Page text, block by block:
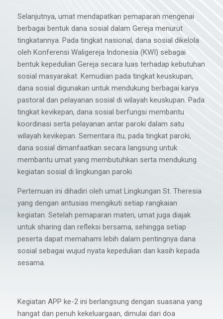
Selanjutnya, umat mendapatkan pemaparan mengenai
berbagai bentuk dana sosial dalam Gereja menurut
tingkatannya. Pada tingkat nasional, dana sosial dikelola
oleh Konferensi Waligereja Indonesia (KWI) sebagai
bentuk kepedulian Gereja secara luas terhadap kebutuhan
sosial masyarakat. Kemudian pada tingkat keuskupan,
dana sosial digunakan untuk mendukung berbagai karya
pastoral dan pelayanan sosial di wilayah keuskupan. Pada
tingkat kevikepan, dana sosial berfungsi membantu
koordinasi serta pelayanan antar paroki dalam satu
wilayah kevikepan. Sementara itu, pada tingkat paroki,
dana sosial dimanfaatkan secara langsung untuk
membantu umat yang membutuhkan serta mendukung
kegiatan sosial di lingkungan paroki.
Pertemuan ini dihadiri oleh umat Lingkungan St. Theresia
yang dengan antusias mengikuti setiap rangkaian
kegiatan. Setelah pemaparan materi, umat juga diajak
untuk sharing dan refleksi bersama, sehingga setiap
peserta dapat memahami lebih dalam pentingnya dana
sosial sebagai wujud nyata kepedulian dan kasih kepada
sesama.
Kegiatan APP ke-2 ini berlangsung dengan suasana yang
hangat dan penuh kekeluargaan, dimulai dari doa